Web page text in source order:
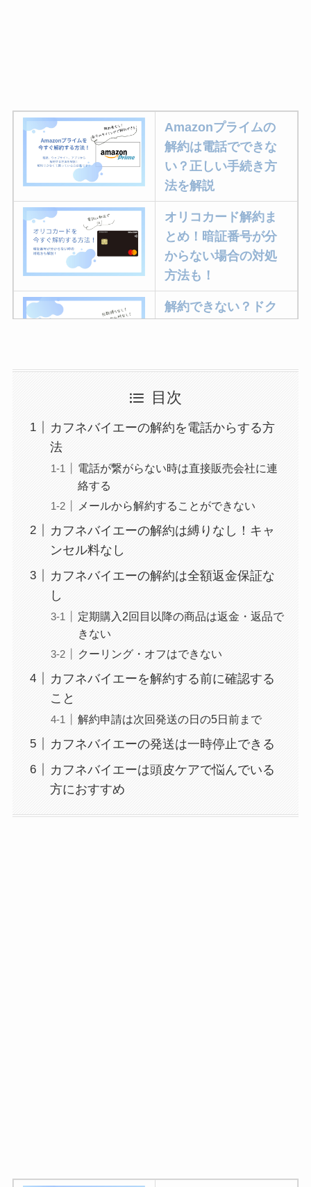
Amazonプライムの
解約は電話でできな
い？正しい手続き方
法を解説
オリコカード解約ま
とめ！暗証番号が分
からない場合の対処
方法も！
解約できない？ドク
ミュゼプラチナムの
約期間が過ぎた場合
とめ！最短手続きや
ベストタイミングを
詳しく解説！
ユンス美容液の解約
らない時の裏ワザ
なにわサプリ
Sivorune(シボルネ)
電話以外に手続きす
る方法ある？
ニューZの解約まと
目次
カフネバイエーの解約を電話からする方
法
電話が繋がらない時は直接販売会社に連
絡する
メールから解約することができない
カフネバイエーの解約は縛りなし！キャ
ンセル料なし
カフネバイエーの解約は全額返金保証な
し
定期購入2回目以降の商品は返金・返品で
きない
クーリング・オフはできない
カフネバイエーを解約する前に確認する
こと
解約申請は次回発送の日の5日前まで
カフネバイエーの発送は一時停止できる
カフネバイエーは頭皮ケアで悩んでいる
方におすすめ